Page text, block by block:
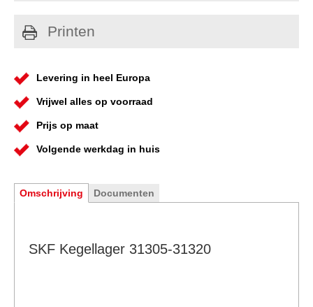
Printen
Levering in heel Europa
Vrijwel alles op voorraad
Prijs op maat
Volgende werkdag in huis
Omschrijving Documenten
SKF Kegellager 31305-31320